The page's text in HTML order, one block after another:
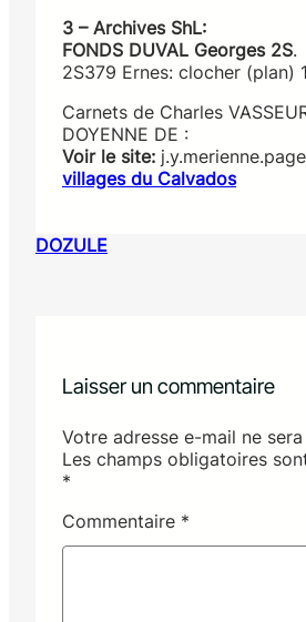
3 – Archives ShL:
FONDS DUVAL Georges 2S.
2S379 Ernes: clocher (plan)
Carnets de Charles
DOYENNE DE :
Voir le site:
villages du Calvados
DOZULE
Laisser un commentaire
Votre adresse e-mail ne
Les champs obligatoires
*
Commentaire *